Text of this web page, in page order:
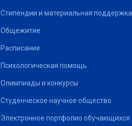
Стипендии и материальная поддержка
Общежитие
Расписание
Психологическая помощь
Олимпиады и конкурсы
Студенческое научное общество
Электронное портфолио обучающихся